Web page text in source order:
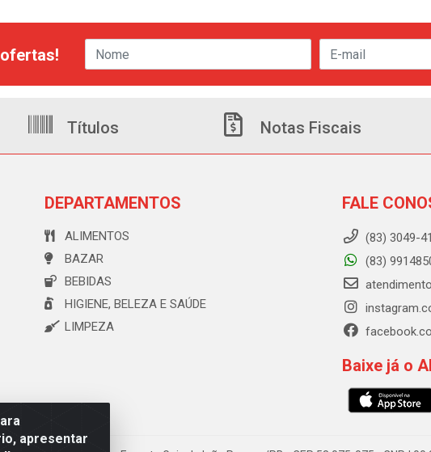
apresentar
Títulos Notas Fiscais
DEPARTAMENTOS
ALIMENTOS
BAZAR
BEBIDAS
HIGIENE, BELEZA E SAÚDE
LIMPEZA
FALE
(83) 3049-
(83)
Baixe já o